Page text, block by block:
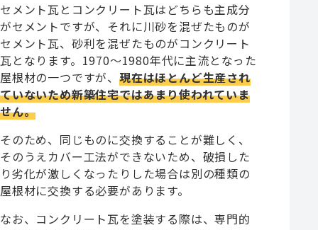
セメント瓦とコンクリート瓦はどちらも主成分
がセメントですが、それに川砂を混ぜたものが
セメント瓦、砂利を混ぜたものがコンクリート
瓦となります。1970～1980年代に主流となった
屋根材の一つですが、 現在はほとんど生産され
ていないため新築住宅ではあまり使われていま
せん。
そのため、同じものに交換することが難しく、
そのうえカバー工法ができないため、破損した
り劣化が激しくなったりした場合は別の種類の
屋根材に交換する必要があります。
なお、コンクリート瓦を塗装する際は、専門的